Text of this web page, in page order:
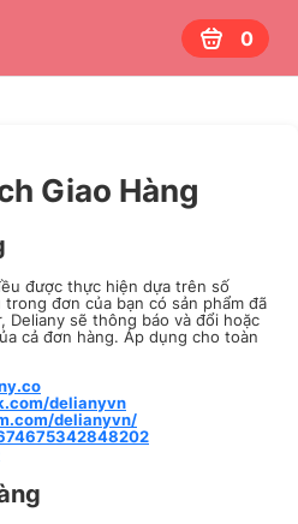
0
Giao Hàng
được thực hiện dựa trên số
đơn của bạn có sản phẩm đã
Deliany sẽ thông báo và đổi hoặc
cả đơn hàng. Áp dụng cho toàn
delianyvn
delianyvn/